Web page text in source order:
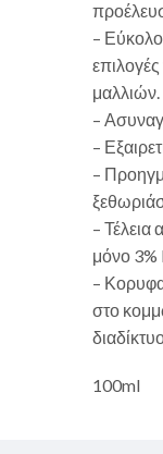
–
μαλλιών.
–
–
–
– Τέλεια
μόνο 3%
–
στο
100ml